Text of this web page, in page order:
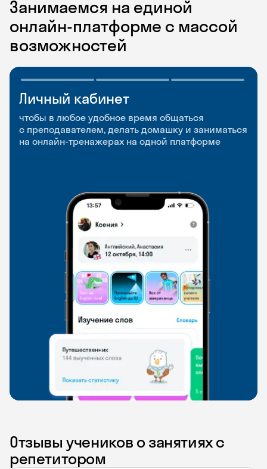
Занимаемся на единой
онлайн-платформе с массой
возможностей
Личный кабинет
чтобы в любое удобное время общаться
с преподавателем, делать домашку и заниматься
на онлайн-тренажерах на одной платформе
Мобильное
приложение
чтобы заниматься и изучать новые слова где
и когда удобно
Разговорные клубы
и Talks
Групповые занятия для разговорной практики
и индивидуальные встречи с преподавателями
Отзывы учеников о занятиях с
репетитором